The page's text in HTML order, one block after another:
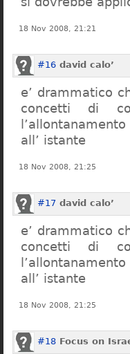
18 Nov 2008, 21:21
#16 david calo’
e’ drammatico
concetti di
all’ istante
18 Nov 2008, 21:25
#17 david calo’
e’ drammatico
concetti di
all’ istante
18 Nov 2008, 21:25
#18 Focus on